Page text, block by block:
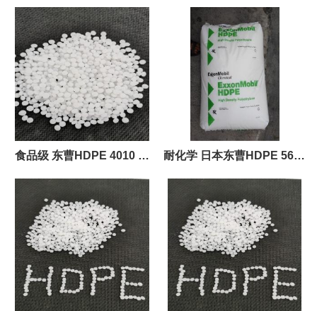
乙烯原料颗粒 8600A 日本东曹 挤出 中空
食品级 东曹HDPE 4010 吹 耐化学 日本东曹HDPE 5600
7300 挤出 中空成型 食品级